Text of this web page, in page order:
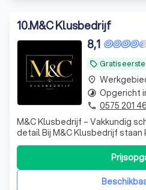
10.M&C Klusbedrijf
local_offer Gratis
8,1
M&C Klusbedrijf – Vakkundig
detail Bij M&C Klusbedrijf staan kwaliteit, betrouwbaarheid
en een nette afwerking
professioneel schilderwerk
zakelijke klanten. Of het nu gaat
binnenruimtes, muren, plafo
place
timelapse Opgericht
phone 0575 201